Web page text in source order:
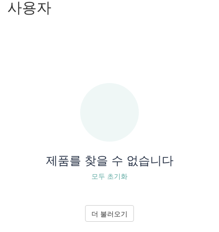
사용자
제품를 찾을 수 없습니다
모두 초기화
더 불러오기